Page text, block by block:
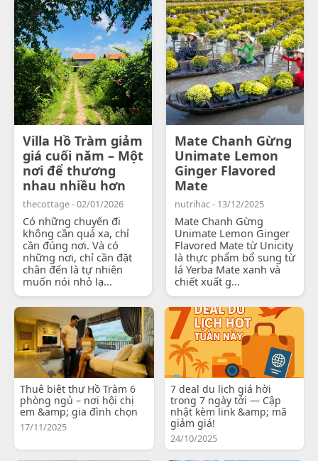
Villa Hồ Tràm giảm
giá cuối năm – Một
nơi để thương
nhau nhiều hơn
thecottage - 02/01/2026
Có những chuyến đi
không cần quá xa, chỉ
cần đúng nơi. Và có
những nơi, chỉ cần đặt
chân đến là tự nhiên
muốn nói nhỏ lạ...
Mate Chanh Gừng
Unimate Lemon
Ginger Flavored
Mate
nutrihac - 13/12/2025
Mate Chanh Gừng
Unimate Lemon Ginger
Flavored Mate từ Unicity
là thực phẩm bổ sung từ
lá Yerba Mate xanh và
chiết xuất g...
Thuê biệt thự Hồ Tràm 6
phòng ngủ – nơi hội chị
em &amp; gia đình chọn
17/11/2025
7 deal du lịch giá hời
trong 7 ngày tới — Cập
nhật kèm link &amp; mã
giảm giá!
24/10/2025